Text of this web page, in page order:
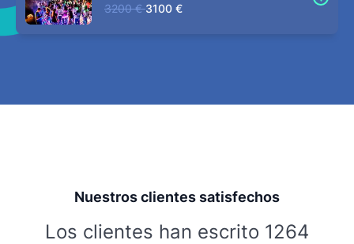
3200 € 3100 €
Nuestros clientes satisfechos
Los clientes han escrito 1264